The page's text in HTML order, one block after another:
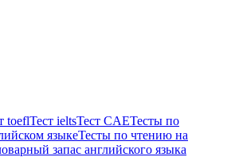
toeflТест ieltsТест CAEТесты по
языкеТесты по чтению на
запас английского языка